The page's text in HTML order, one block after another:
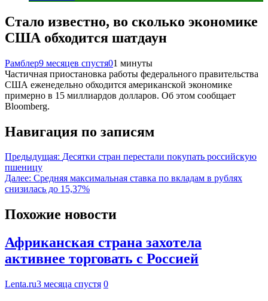
Стало известно, во сколько экономике
США обходится шатдаун
Рамблер9 месяцев спустя01 минуты
Частичная приостановка работы федерального правительства
США еженедельно обходится американской экономике
примерно в 15 миллиардов долларов. Об этом сообщает
Bloomberg.
Навигация по записям
Предыдущая: Десятки стран перестали покупать российскую
пшеницу
Далее: Средняя максимальная ставка по вкладам в рублях
снизилась до 15,37%
Похожие новости
Африканская страна захотела
активнее торговать с Россией
Lenta.ru3 месяца спустя 0